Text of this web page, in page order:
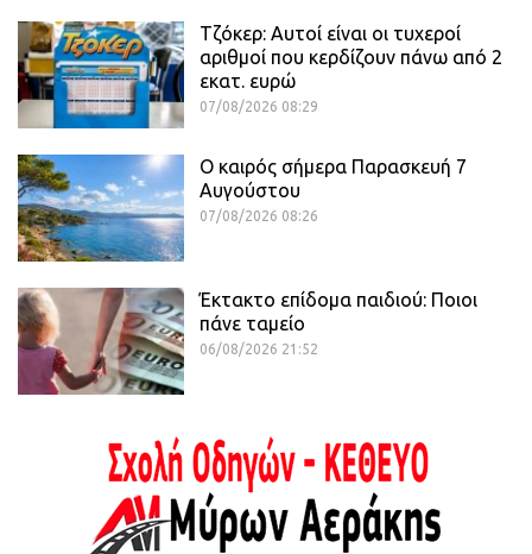
Τζόκερ: Αυτοί είναι οι τυχεροί
αριθμοί που κερδίζουν πάνω από 2
εκατ. ευρώ
07/08/2026 08:29
Ο καιρός σήμερα Παρασκευή 7
Αυγούστου
07/08/2026 08:26
Έκτακτο επίδομα παιδιού: Ποιοι
πάνε ταμείο
06/08/2026 21:52